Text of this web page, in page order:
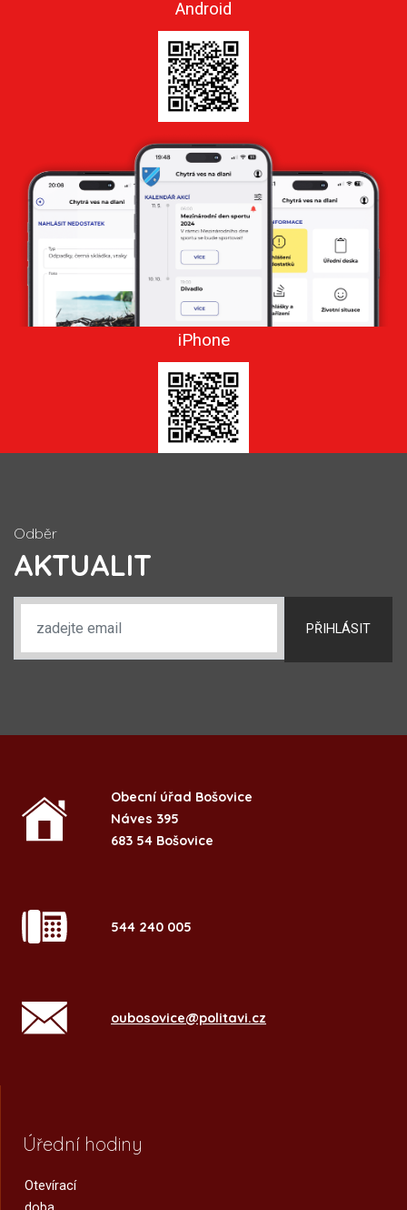
Android
iPhone
Odběr
AKTUALIT
PŘIHLÁSIT
Obecní úřad Bošovice
Náves 395
683 54 Bošovice
544 240 005
oubosovice@politavi.cz
Úřední hodiny
Otevírací